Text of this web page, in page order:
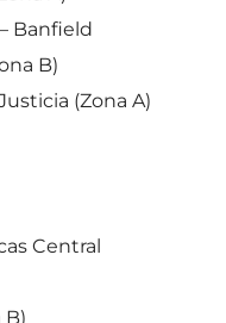
Banfield
B)
(Zona A)
Central
B)